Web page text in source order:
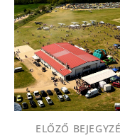
ELŐZŐ